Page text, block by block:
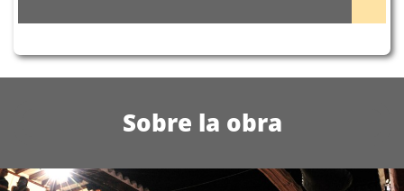
Sobre la obra